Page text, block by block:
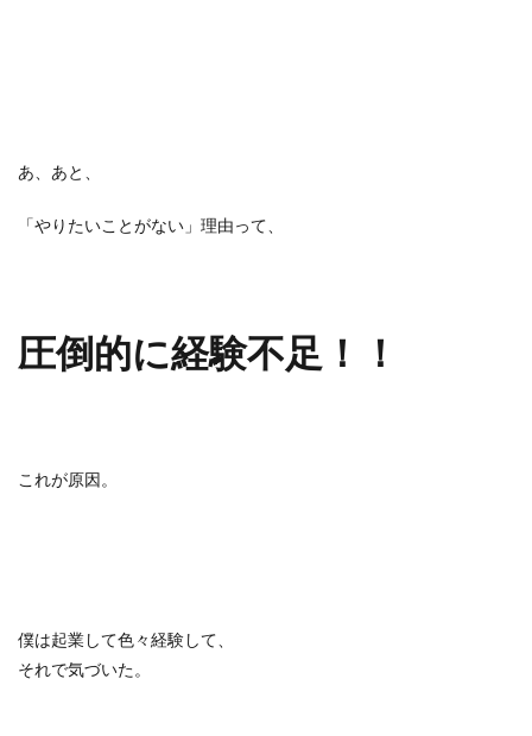
あ、あと、
「やりたいことがない」理由って、
圧倒的に経験不足！！
これが原因。
僕は起業して色々経験して、
それで気づいた。